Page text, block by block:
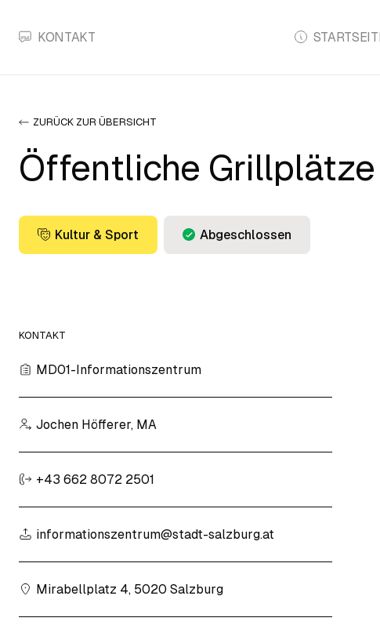
KONTAKT
ZURÜCK ZUR ÜBERSICHT
Öffentliche Grillplätze
Kultur & Sport Abgeschlossen
KONTAKT
MD01-Informationszentrum
Jochen Höfferer, MA
+43 662 8072 2501
informationszentrum@stadt-salzburg.at
Mirabellplatz 4, 5020 Salzburg